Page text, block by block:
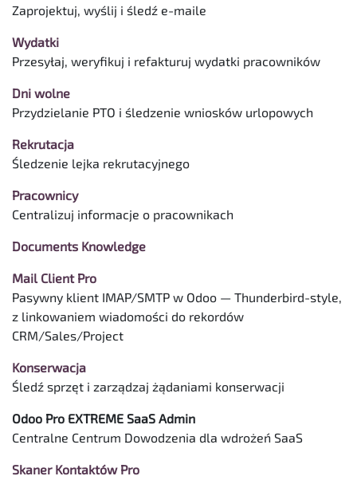
Zaprojektuj, wyślij i śledź e-maile
Wydatki
Przesyłaj, weryfikuj i refakturuj wydatki pracowników
Dni wolne
Przydzielanie PTO i śledzenie wniosków urlopowych
Rekrutacja
Śledzenie lejka rekrutacyjnego
Pracownicy
Centralizuj informacje o pracownikach
Documents Knowledge
Mail Client Pro
Pasywny klient IMAP/SMTP w Odoo — Thunderbird-style,
z linkowaniem wiadomości do rekordów
CRM/Sales/Project
Konserwacja
Śledź sprzęt i zarządzaj żądaniami konserwacji
Odoo Pro EXTREME SaaS Admin
Centralne Centrum Dowodzenia dla wdrożeń SaaS
Skaner Kontaktów Pro